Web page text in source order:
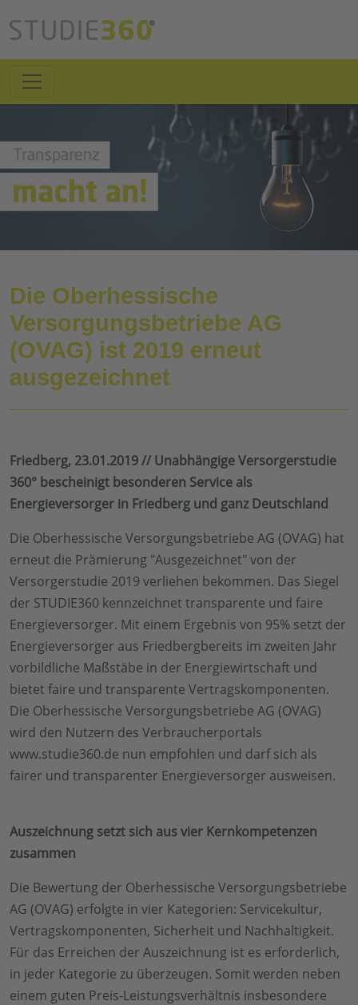
Die Oberhessische
Versorgungsbetriebe AG
(OVAG) ist 2019 erneut
ausgezeichnet
Friedberg, 23.01.2019 // Unabhängige Versorgerstudie
360° bescheinigt besonderen Service als
Energieversorger in Friedberg und ganz Deutschland
Die Oberhessische Versorgungsbetriebe AG (OVAG) hat
erneut die Prämierung "Ausgezeichnet" von der
Versorgerstudie 2019 verliehen bekommen. Das Siegel
der STUDIE360 kennzeichnet transparente und faire
Energieversorger. Mit einem Ergebnis von 95% setzt der
Energieversorger aus Friedbergbereits im zweiten Jahr
vorbildliche Maßstäbe in der Energiewirtschaft und
bietet faire und transparente Vertragskomponenten.
Die Oberhessische Versorgungsbetriebe AG (OVAG)
wird den Nutzern des Verbraucherportals
www.studie360.de nun empfohlen und darf sich als
fairer und transparenter Energieversorger ausweisen.
Auszeichnung setzt sich aus vier Kernkompetenzen
zusammen
Die Bewertung der Oberhessische Versorgungsbetriebe
AG (OVAG) erfolgte in vier Kategorien: Servicekultur,
Vertragskomponenten, Sicherheit und Nachhaltigkeit.
Für das Erreichen der Auszeichnung ist es erforderlich,
in jeder Kategorie zu überzeugen. Somit werden neben
einem guten Preis-Leistungsverhältnis insbesondere